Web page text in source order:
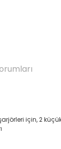
için,2